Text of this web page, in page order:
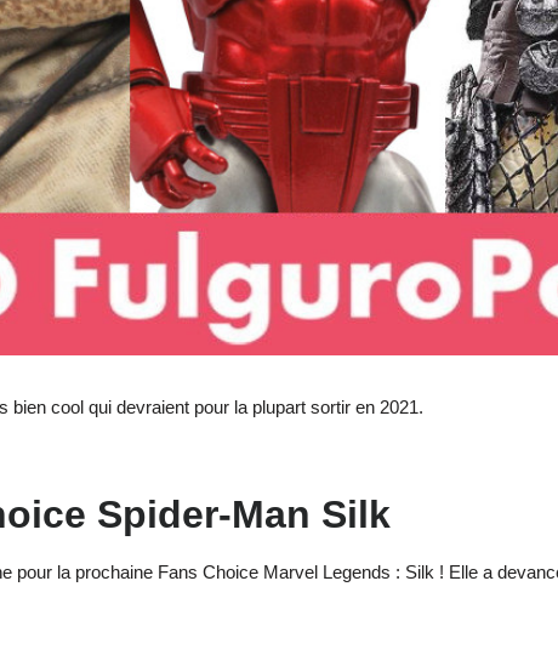
bien cool qui devraient pour la plupart sortir en 2021.
Spider-Man Silk
pour la prochaine Fans Choice Marvel Legends : Silk ! Elle a